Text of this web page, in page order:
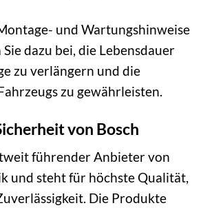
und Wartungshinweise
dazu bei, die Lebensdauer
zu verlängern und die
zu gewährleisten.
von Bosch
führender Anbieter von
und steht für höchste Qualität,
Die Produkte